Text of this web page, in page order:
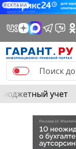
РЕКЛАМА
Бюджетный учет